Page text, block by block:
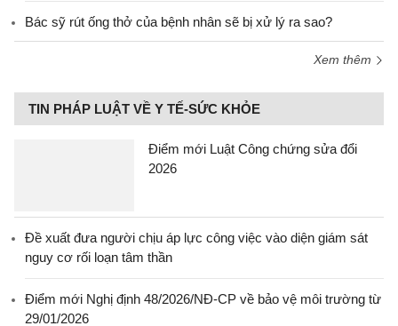
Bác sỹ rút ống thở của bệnh nhân sẽ bị xử lý ra sao?
Xem thêm
TIN PHÁP LUẬT VỀ Y TẾ-SỨC KHỎE
Điểm mới Luật Công chứng sửa đổi
2026
Đề xuất đưa người chịu áp lực công việc vào diện giám sát
nguy cơ rối loạn tâm thần
Điểm mới Nghị định 48/2026/NĐ-CP về bảo vệ môi trường từ
29/01/2026